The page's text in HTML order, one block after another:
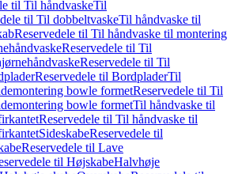
til Til håndvaskeTil
til Til dobbeltvaskeTil håndvaske til
Reservedele til Til håndvaske til montering
Reservedele til Til
Reservedele til Til
Reservedele til BordpladerTil
bowle formetReservedele til Til
bowle formetTil håndvaske til
Reservedele til Til håndvaske til
SideskabeReservedele til
Reservedele til Lave
til HøjskabeHalvhøje